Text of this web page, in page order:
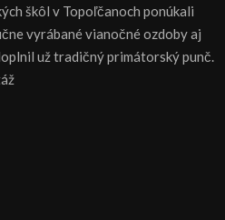
škôl v Topoľčanoch ponúkali
vyrábané vianočné ozdoby aj
už tradičný primátorský punč.